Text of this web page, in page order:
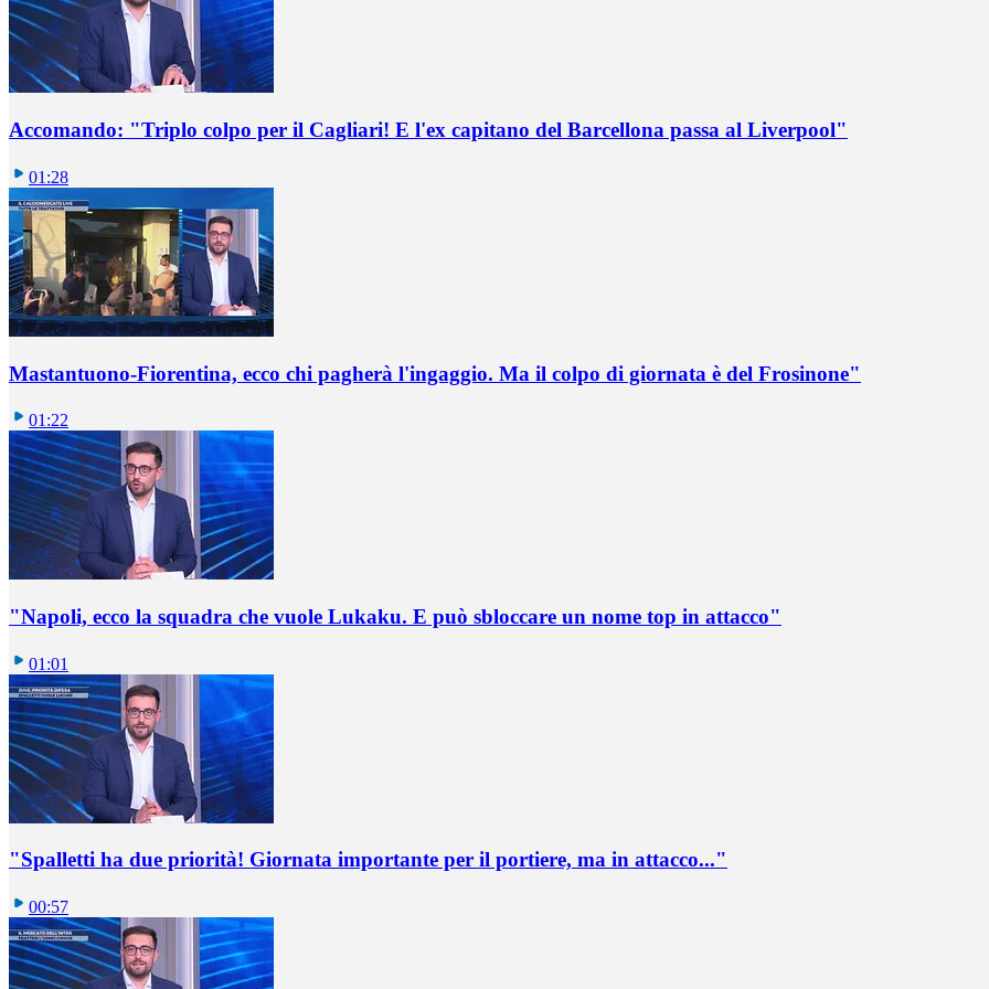
Accomando: "Triplo colpo per il Cagliari! E l'ex capitano del Barcellona passa al Liverpool"
01:28
Mastantuono-Fiorentina, ecco chi pagherà l'ingaggio. Ma il colpo di giornata è del Frosinone"
01:22
"Napoli, ecco la squadra che vuole Lukaku. E può sbloccare un nome top in attacco"
01:01
"Spalletti ha due priorità! Giornata importante per il portiere, ma in attacco..."
00:57